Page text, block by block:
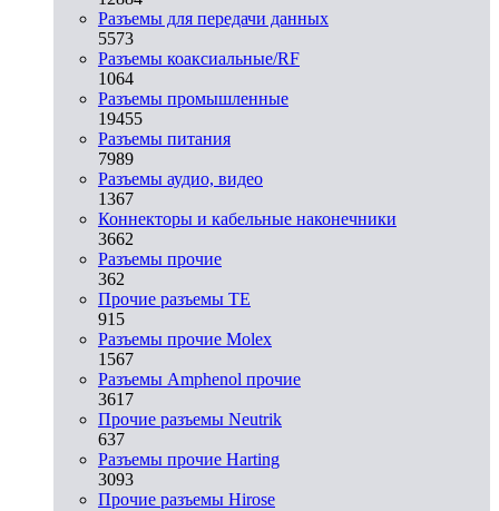
Разъeмы для передачи данных
5573
Разъeмы коаксиальные/RF
1064
Разъeмы промышленные
19455
Разъeмы питания
7989
Разъeмы аудио, видео
1367
Коннекторы и кабельные наконечники
3662
Разъeмы прочие
362
Прочие разъемы TE
915
Разъемы прочие Molex
1567
Разъемы Amphenol прочие
3617
Прочие разъемы Neutrik
637
Разъемы прочие Harting
3093
Прочие разъемы Hirose